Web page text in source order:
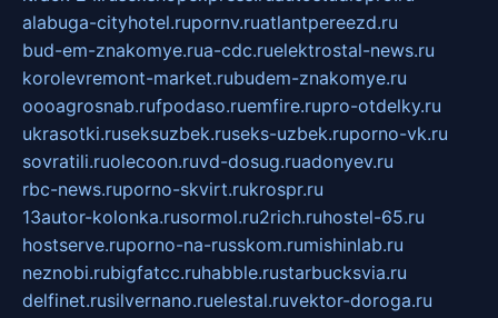
alabuga-cityhotel.rupornv.ruatlantpereezd.ru
bud-em-znakomye.rua-cdc.ruelektrostal-news.ru
korolevremont-market.rubudem-znakomye.ru
oooagrosnab.rufpodaso.ruemfire.rupro-otdelky.ru
ukrasotki.ruseksuzbek.ruseks-uzbek.ruporno-vk.ru
sovratili.ruolecoon.ruvd-dosug.ruadonyev.ru
rbc-news.ruporno-skvirt.rukrospr.ru
13autor-kolonka.rusormol.ru2rich.ruhostel-65.ru
hostserve.ruporno-na-russkom.rumishinlab.ru
neznobi.rubigfatcc.ruhabble.rustarbucksvia.ru
delfinet.rusilvernano.ruelestal.ruvektor-doroga.ru